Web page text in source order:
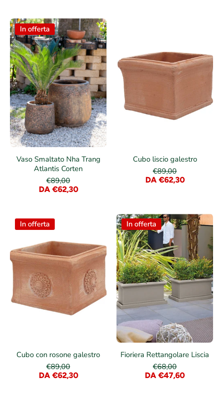
In offerta
Vaso Smaltato Nha Trang
Atlantis Corten
€89,00
DA €62,30
Cubo liscio galestro
€89,00
DA €62,30
In offerta
Cubo con rosone galestro
€89,00
DA €62,30
In offerta
Fioriera Rettangolare Liscia
€68,00
DA €47,60